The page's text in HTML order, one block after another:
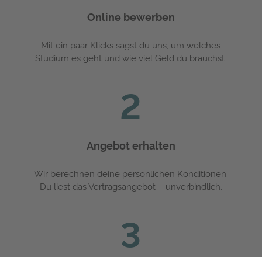
Online bewerben
Mit ein paar Klicks sagst du uns, um welches
Studium es geht und wie viel Geld du brauchst.
2
Angebot erhalten
Wir berechnen deine persönlichen Konditionen.
Du liest das Vertragsangebot – unverbindlich.
3